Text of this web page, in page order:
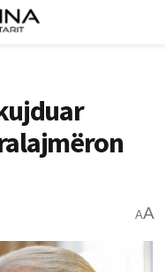
AA